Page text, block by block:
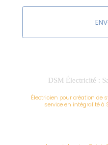
DSM Électricité :
Électricien pour création de
service en intégralité à